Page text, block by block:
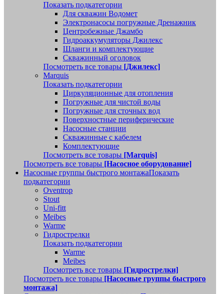
Показать подкатегории
Для скважин Водомет
Электронасосы погружные Дренажник
Центробежные Джамбо
Гидроаккумуляторы Джилекс
Шланги и комплектующие
Скважинный оголовок
Посмотреть все товары [Джилекс]
Marquis
Показать подкатегории
Циркуляционные для отопления
Погружные для чистой воды
Погружные для сточных вод
Поверхностные периферические
Насосные станции
Скважинные с кабелем
Комплектующие
Посмотреть все товары [Marquis]
Посмотреть все товары [Насосное оборудование]
Насосные группы быстрого монтажаПоказать
подкатегории
Oventrop
Stout
Uni-fitt
Meibes
Warme
Гидрострелки
Показать подкатегории
Warme
Meibes
Посмотреть все товары [Гидрострелки]
Посмотреть все товары [Насосные группы быстрого
монтажа]